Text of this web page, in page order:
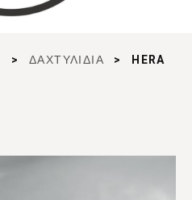
> ΔΑΧΤΥΛΙΔΙΑ >
HERA